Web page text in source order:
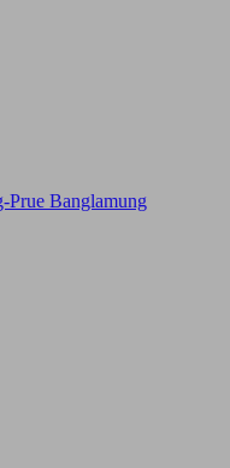
Prue Banglamung